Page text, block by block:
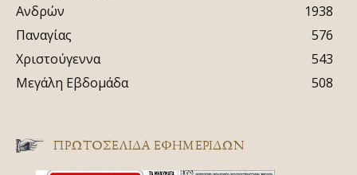
Ανδρών
1938
Παναγίας
576
Χριστούγεννα
543
Μεγάλη Εβδομάδα
508
ΠΡΩΤΟΣΈΛΙΔΑ ΕΦΗΜΕΡΊΔΩΝ